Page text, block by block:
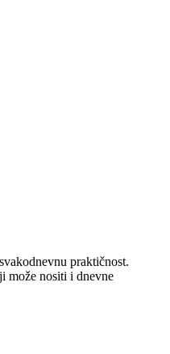
praktičnost.
može nositi i dnevne